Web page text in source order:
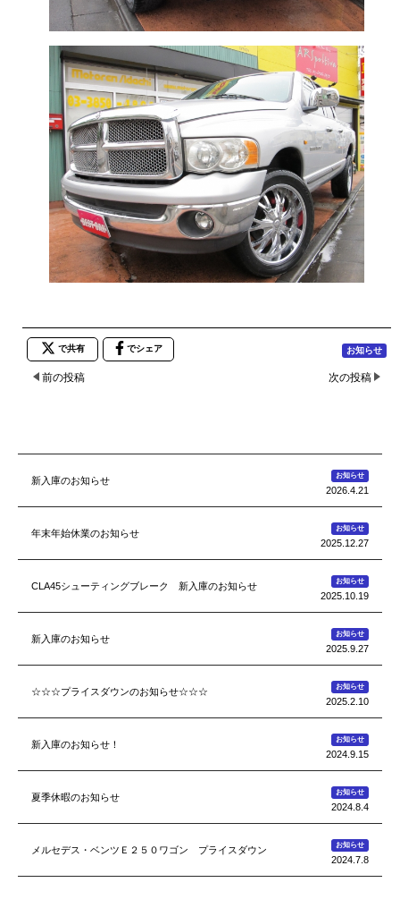
で共有 でシェア お知らせ
前の投稿 次の投稿
新入庫のお知らせ お知らせ
2026.4.21
年末年始休業のお知らせ お知らせ
2025.12.27
CLA45シューティングブレーク 新入庫のお知らせ お知らせ
2025.10.19
新入庫のお知らせ お知らせ
2025.9.27
☆☆☆プライスダウンのお知らせ☆☆☆ お知らせ
2025.2.10
新入庫のお知らせ！ お知らせ
2024.9.15
夏季休暇のお知らせ お知らせ
2024.8.4
メルセデス・ベンツＥ２５０ワゴン プライスダウン お知らせ
2024.7.8